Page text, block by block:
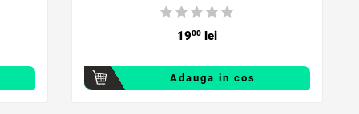
1900lei
Adauga in cos